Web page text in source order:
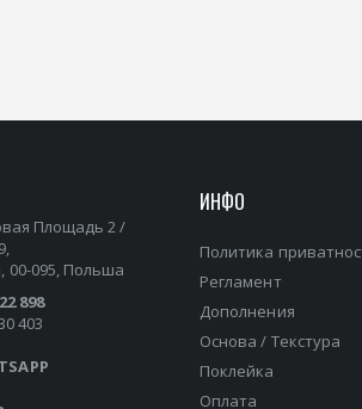
Площадь 2 /
00-095, Польша
898
403
ИНФО
Политика
Регламент
Дополнения
Основа / Текстура
Поклейка
Оплата